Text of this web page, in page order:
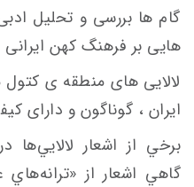
گام ها بررسی و تحلیل
هایی بر فرهنگ کهن
لالایی های منطقه ی کتول
ایران ، گوناگون و دارای
برخي از اشعار
گاهي اشعار از